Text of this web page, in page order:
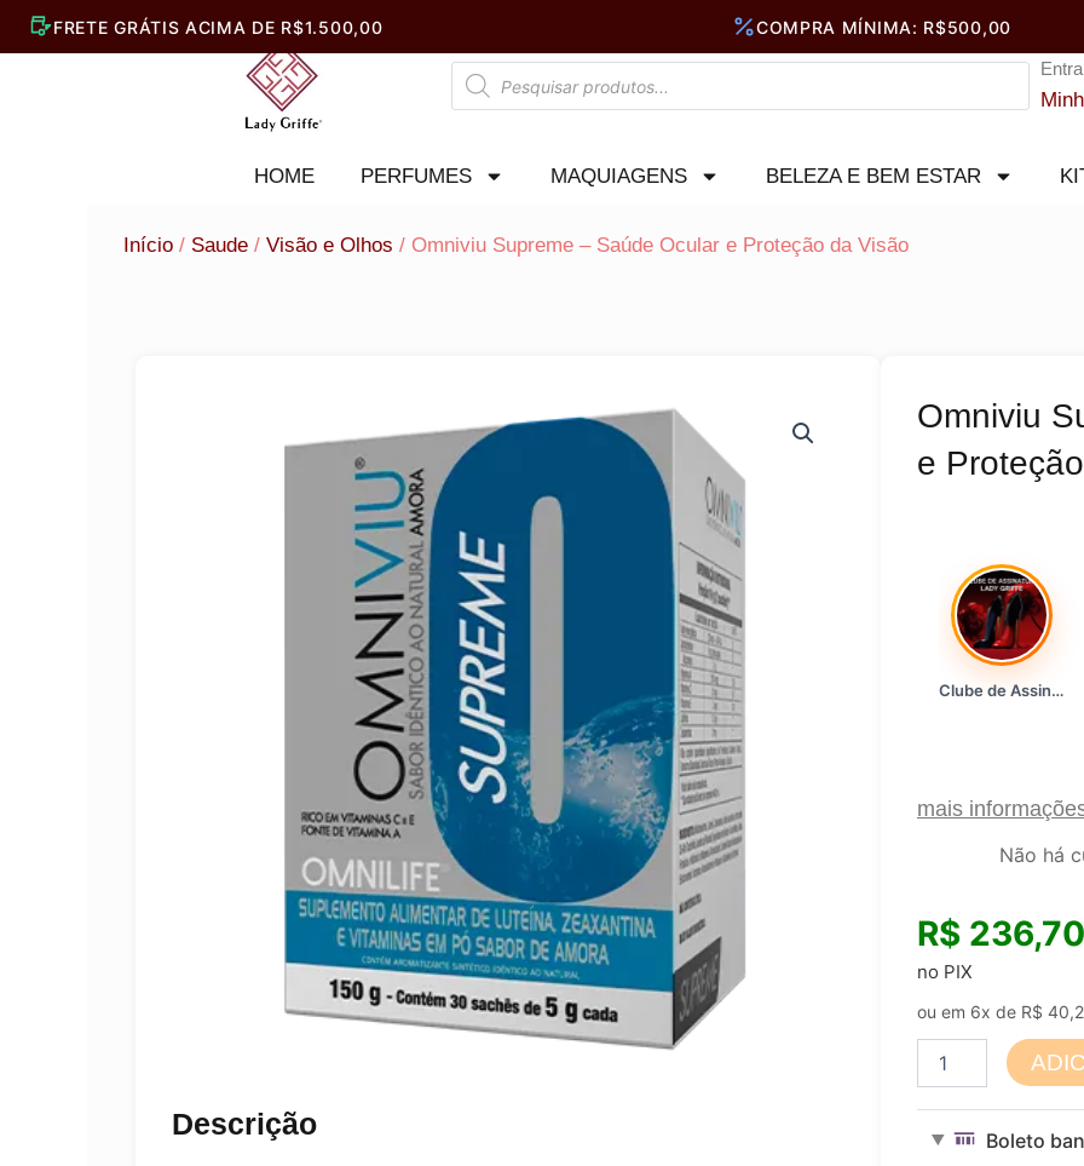
Pesquisar
produtos
HOME PERFUMES MAQUIAGENS BELEZA E BEM ESTAR
Início / Saude / Visão e Olhos / Omniviu Supreme – Saúde Ocular e Proteção da Visão
Descrição
Omniviu
e
Clube de Assinatura Lady Griffe
mais
Não há
R$ 236,70
no PIX
ou em 6x de R$
Supreme
Ocular
Boleto